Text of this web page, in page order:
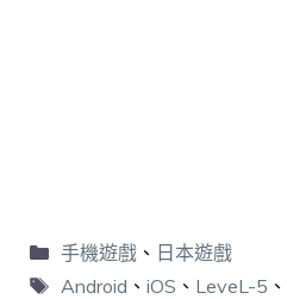
手機遊戲、 日本遊戲
Android 、 iOS 、 LeveL-5 、